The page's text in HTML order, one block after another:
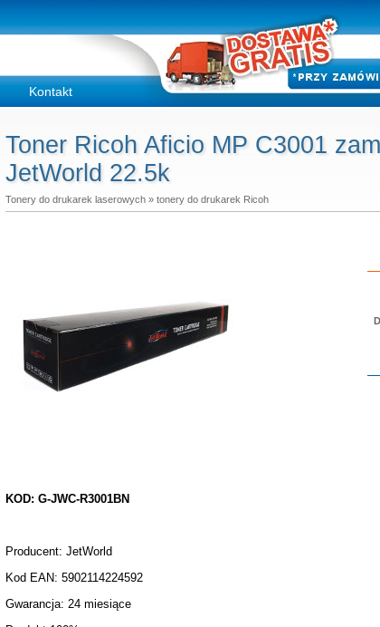
Kontakt
Toner Ricoh Aficio MP C3001
JetWorld 22.5k
Tonery do drukarek laserowych » tonery do drukarek Ricoh
KOD: G-JWC-R3001BN
Producent: JetWorld
Kod EAN: 5902114224592
Gwarancja: 24 miesiące